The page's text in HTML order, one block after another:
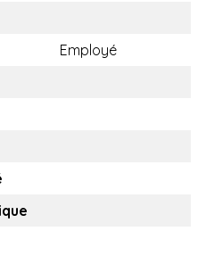
Employé